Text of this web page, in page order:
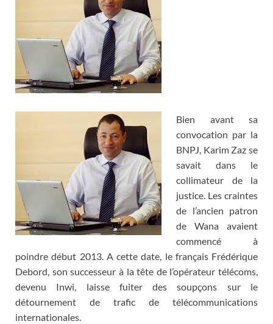
Bien avant sa
convocation par la
BNPJ, Karim Zaz se
savait dans le
collimateur de la
justice. Les craintes
de l’ancien patron
de Wana avaient
commencé à
poindre début 2013. A cette date, le français Frédérique
Debord, son successeur à la tête de l’opérateur télécoms,
devenu Inwi, laisse fuiter des soupçons sur le
détournement de trafic de télécommunications
internationales.